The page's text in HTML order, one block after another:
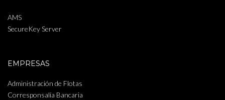
AMS
SecureKey Server
EMPRESAS
Administración de Flotas
Corresponsalía Bancaria